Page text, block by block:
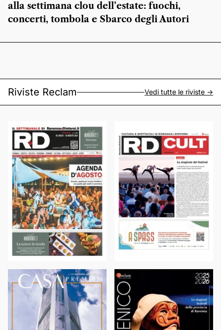
alla settimana clou dell’estate: fuochi,
concerti, tombola e Sbarco degli Autori
Riviste Reclam Vedi tutte le riviste ->